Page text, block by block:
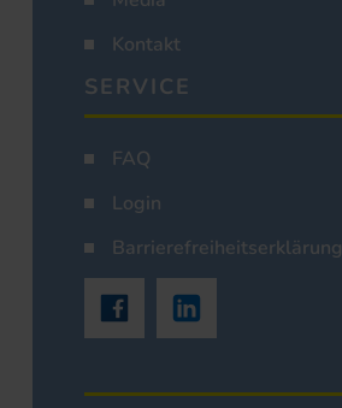
Kontakt
SERVICE
FAQ
Login
Barrierefreiheitserklärung